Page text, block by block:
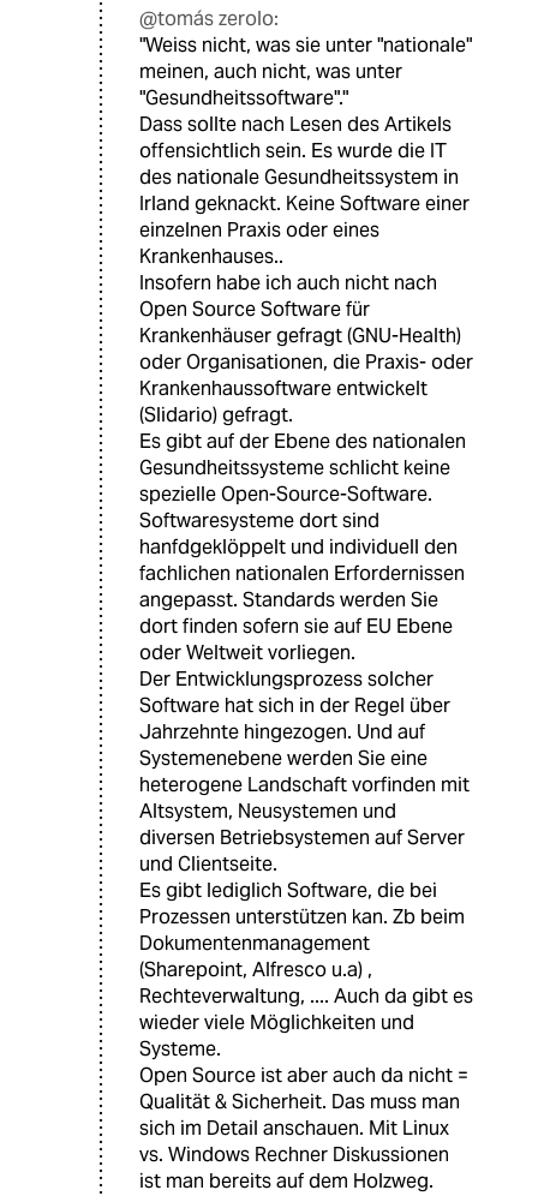
@tomás zerolo:
"Weiss nicht, was sie unter "nationale"
meinen, auch nicht, was unter
"Gesundheitssoftware"."
Dass sollte nach Lesen des Artikels
offensichtlich sein. Es wurde die IT
des nationale Gesundheitssystem in
Irland geknackt. Keine Software einer
einzelnen Praxis oder eines
Krankenhauses..
Insofern habe ich auch nicht nach
Open Source Software für
Krankenhäuser gefragt (GNU-Health)
oder Organisationen, die Praxis- oder
Krankenhaussoftware entwickelt
(Slidario) gefragt.
Es gibt auf der Ebene des nationalen
Gesundheitssysteme schlicht keine
spezielle Open-Source-Software.
Softwaresysteme dort sind
hanfdgeklöppelt und individuell den
fachlichen nationalen Erfordernissen
angepasst. Standards werden Sie
dort finden sofern sie auf EU Ebene
oder Weltweit vorliegen.
Der Entwicklungsprozess solcher
Software hat sich in der Regel über
Jahrzehnte hingezogen. Und auf
Systemenebene werden Sie eine
heterogene Landschaft vorfinden mit
Altsystem, Neusystemen und
diversen Betriebsystemen auf Server
und Clientseite.
Es gibt lediglich Software, die bei
Prozessen unterstützen kan. Zb beim
Dokumentenmanagement
(Sharepoint, Alfresco u.a) ,
Rechteverwaltung, .... Auch da gibt es
wieder viele Möglichkeiten und
Systeme.
Open Source ist aber auch da nicht =
Qualität & Sicherheit. Das muss man
sich im Detail anschauen. Mit Linux
vs. Windows Rechner Diskussionen
ist man bereits auf dem Holzweg.